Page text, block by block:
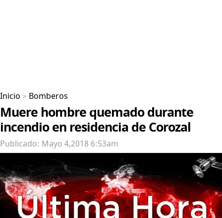
Inicio > Bomberos
Muere hombre quemado durante
incendio en residencia de Corozal
Publicado: Mayo 4,2018 6:53am